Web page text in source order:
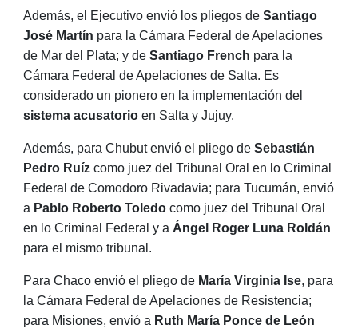
Además, el Ejecutivo envió los pliegos de Santiago
José Martín para la Cámara Federal de Apelaciones
de Mar del Plata; y de Santiago French para la
Cámara Federal de Apelaciones de Salta. Es
considerado un pionero en la implementación del
sistema acusatorio en Salta y Jujuy.
Además, para Chubut envió el pliego de Sebastián
Pedro Ruíz como juez del Tribunal Oral en lo Criminal
Federal de Comodoro Rivadavia; para Tucumán, envió
a Pablo Roberto Toledo como juez del Tribunal Oral
en lo Criminal Federal y a Ángel Roger Luna Roldán
para el mismo tribunal.
Para Chaco envió el pliego de María Virginia Ise, para
la Cámara Federal de Apelaciones de Resistencia;
para Misiones, envió a Ruth María Ponce de León